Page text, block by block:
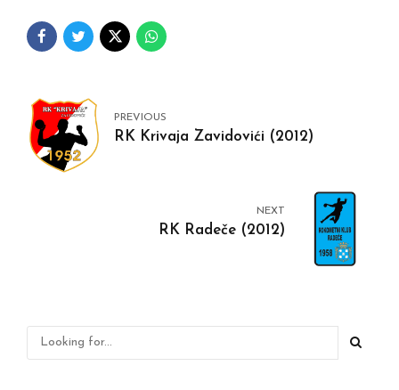
PREVIOUS
RK Krivaja Zavidovići (2012)
NEXT
RK Radeče (2012)